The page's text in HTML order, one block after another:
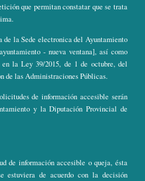
que permitan constatar que se trata
la Sede electronica del Ayuntamiento
- nueva ventana], así como
la Ley 39/2015, de 1 de octubre, del
de las Administraciones Públicas.
de información accesible serán
y la Diputación Provincial de
de información accesible o queja, ésta
estuviera de acuerdo con la decisión